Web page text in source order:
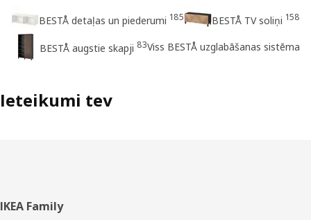
BESTÅ detaļas un piederumi 185 BESTÅ TV soliņi 158
BESTÅ augstie skapji 83Viss BESTÅ uzglabāšanas sistēma
Ieteikumi tev
Kājene
IKEA Family